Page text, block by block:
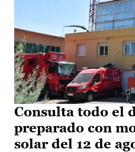
Consulta todo el
preparado con
solar del 12 de